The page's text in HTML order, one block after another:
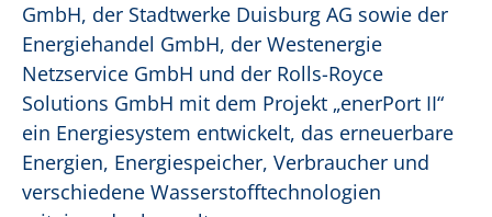
GmbH, der Stadtwerke Duisburg AG sowie der
Energiehandel GmbH, der Westenergie
Netzservice GmbH und der Rolls-Royce
Solutions GmbH mit dem Projekt „enerPort II“
ein Energiesystem entwickelt, das erneuerbare
Energien, Energiespeicher, Verbraucher und
verschiedene Wasserstofftechnologien